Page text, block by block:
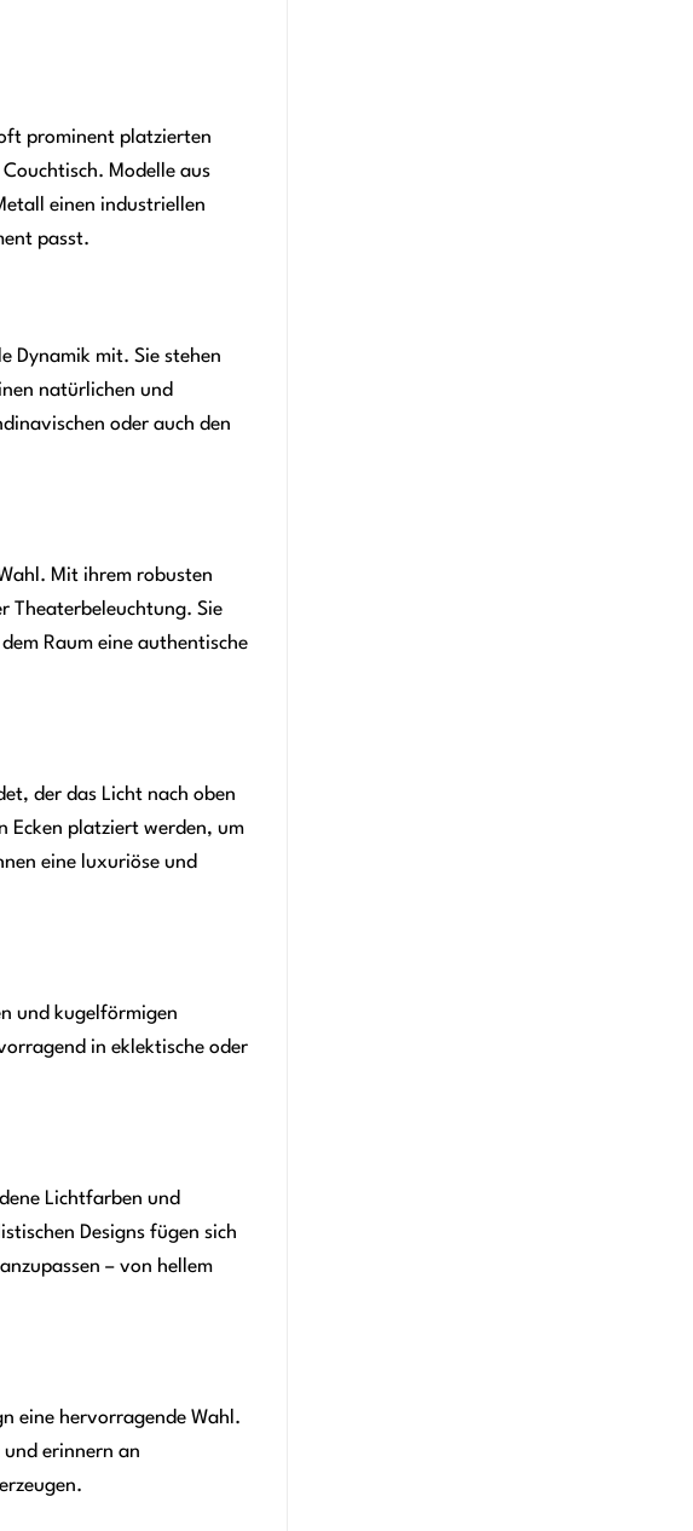
prominent platzierten
Modelle aus
einen industriellen
passt.
Dynamik mit. Sie stehen
natürlichen und
oder auch den
Mit ihrem robusten
Theaterbeleuchtung. Sie
Raum eine authentische
der das Licht nach oben
Ecken platziert werden, um
eine luxuriöse und
und kugelförmigen
in eklektische oder
Lichtfarben und
Designs fügen sich
– von hellem
eine hervorragende Wahl.
erinnern an